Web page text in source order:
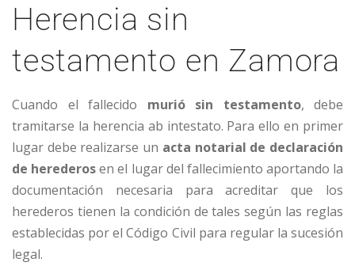
Herencia sin
testamento en Zamora
Cuando el fallecido murió sin testamento, debe
tramitarse la herencia ab intestato. Para ello en primer
lugar debe realizarse un acta notarial de declaración
de herederosen el lugar del fallecimiento aportando la
documentación necesaria para acreditar que los
herederos tienen la condición de tales según las reglas
establecidas por el Código Civil para regular la sucesión
legal.